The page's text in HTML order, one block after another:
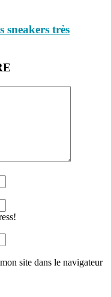
sneakers très
site dans le navigateur